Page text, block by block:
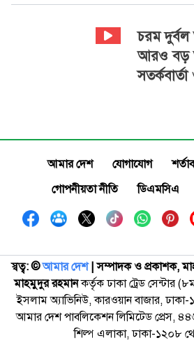
চরম দুর্বল
আরও বড়
আমার দেশ যোগাযোগ
গোপনীয়তা নীতি
ডিএমসিএ
স্বত্ব: ©️আমার দেশ| সম্পাদক ও প্রকাশক,
মাহমুদুর রহমানকর্তৃক ঢাকা ট্রেড সেন্টার
ইসলাম অ্যাভিনিউ, কারওয়ান বাজার,
আমার দেশ পাবলিকেশন লিমিটেড প্রেস,
শিল্প এলাকা, ঢাকা-১২০৮